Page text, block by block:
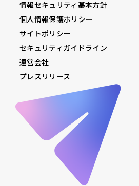
情報セキュリティ基本方針
個人情報保護ポリシー
サイトポリシー
セキュリティガイドライン
運営会社
プレスリリース